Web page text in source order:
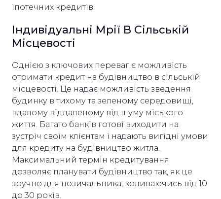
іпотечних кредитів.
Індивідуальні Мрії В Сільській
Місцевості
Однією з ключових переваг є можливість
отримати кредит на будівництво в сільській
місцевості. Це надає можливість зведення
будинку в тихому та зеленому середовищі,
вдалому віддаленому від шуму міського
життя. Багато банків готові виходити на
зустріч своїм клієнтам і надають вигідні умови
для кредиту на будівництво житла.
Максимальний термін кредитування
дозволяє планувати будівництво так, як це
зручно для позичальника, коливаючись від 10
до 30 років.